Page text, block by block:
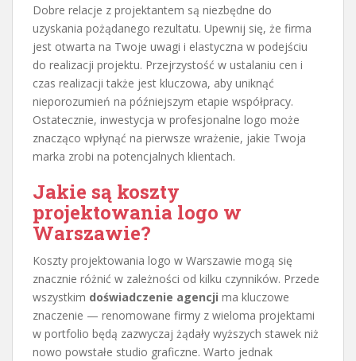
Dobre relacje z projektantem są niezbędne do
uzyskania pożądanego rezultatu. Upewnij się, że firma
jest otwarta na Twoje uwagi i elastyczna w podejściu
do realizacji projektu. Przejrzystość w ustalaniu cen i
czas realizacji także jest kluczowa, aby uniknąć
nieporozumień na późniejszym etapie współpracy.
Ostatecznie, inwestycja w profesjonalne logo może
znacząco wpłynąć na pierwsze wrażenie, jakie Twoja
marka zrobi na potencjalnych klientach.
Jakie są koszty
projektowania logo w
Warszawie?
Koszty projektowania logo w Warszawie mogą się
znacznie różnić w zależności od kilku czynników. Przede
wszystkim doświadczenie agencji ma kluczowe
znaczenie — renomowane firmy z wieloma projektami
w portfolio będą zazwyczaj żądały wyższych stawek niż
nowo powstałe studio graficzne. Warto jednak